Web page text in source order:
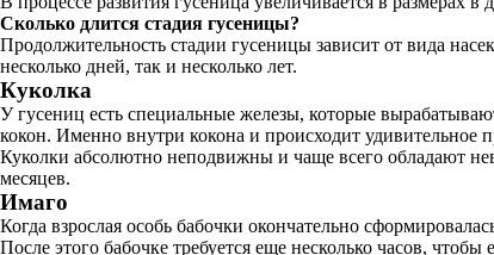
Сколько длится стадия гусеницы?
Продолжительность стадии гусеницы зависит от вида
несколько дней, так и несколько лет.
Куколка
У гусениц есть специальные железы, которые
кокон. Именно внутри кокона и происходит удивительное
Куколки абсолютно неподвижны и чаще всего обладают
месяцев.
Имаго
Когда взрослая особь бабочки окончательно
После этого бабочке требуется еще несколько часов,